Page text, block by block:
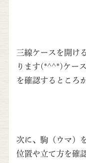
三線ケースを開け
ります(*^^*)ケー
を確認するところ
次に、駒（ウマ）
位置や立て方を確